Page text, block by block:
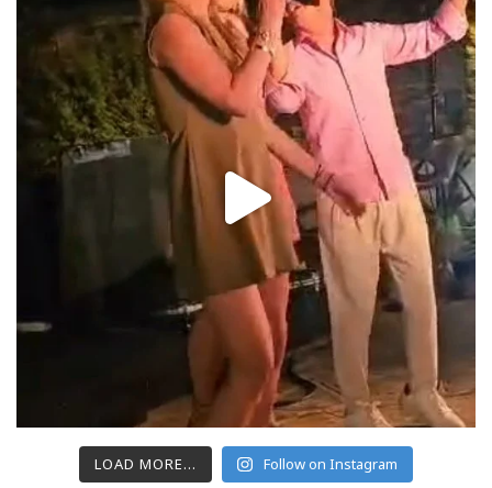
LOAD MORE... Follow on Instagram